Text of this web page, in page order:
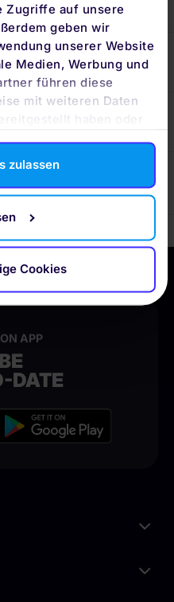
Zugriffe auf unsere
geben wir
unserer Website
Medien, Werbung und
führen diese
mit weiteren Daten
haben oder
auf „Zulassen“-
49 Abs. 1 DSGVO ein,
Ihre Daten
die übermittelten
zulassen
Cookies
möglich?
um quirion-
APP
DATE